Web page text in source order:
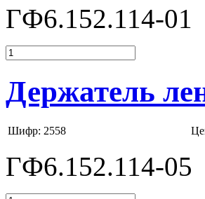
ГФ6.152.114-01
Держатель
Шифр: 2558
ГФ6.152.114-05